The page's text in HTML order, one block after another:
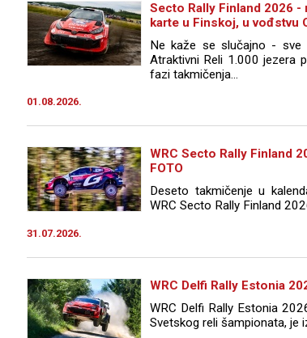
Secto Rally Finland 2026 -
karte u Finskoj, u vođstvu
Ne kaže se slučajno - sve
Atraktivni Reli 1.000 jezera
fazi takmičenja...
01.08.2026.
WRC Secto Rally Finland
FOTO
Deseto takmičenje u
WRC Secto Rally Finland
31.07.2026.
WRC Delfi Rally Estonia
WRC Delfi Rally Estonia
Svetskog reli šampionata, je